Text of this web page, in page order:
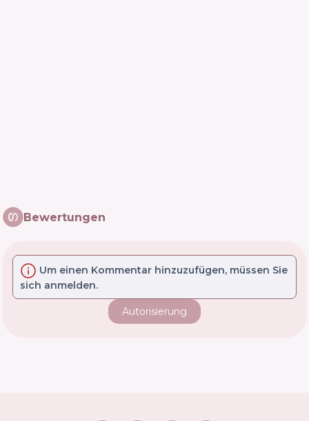
Bewertungen
Um einen Kommentar hinzuzufügen, müssen Sie
sich anmelden.
Autorisierung